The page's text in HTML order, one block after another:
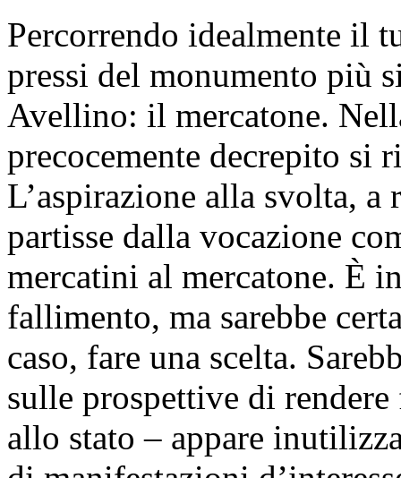
Percorrendo idealmente il
pressi del monumento più
Avellino: il mercatone.
precocemente decrepito si
L’aspirazione alla svolta,
partisse dalla vocazione
mercatini al mercatone. È
fallimento, ma sarebbe
caso, fare una scelta.
sulle prospettive di
allo stato – appare